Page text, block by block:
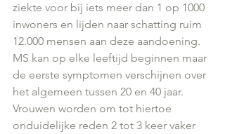
ziekte voor bij iets meer dan 1 op 1000
inwoners en lijden naar schatting ruim
12.000 mensen aan deze aandoening.
MS kan op elke leeftijd beginnen maar
de eerste symptomen verschijnen over
het algemeen tussen 20 en 40 jaar.
Vrouwen worden om tot hiertoe
onduidelijke reden 2 tot 3 keer vaker